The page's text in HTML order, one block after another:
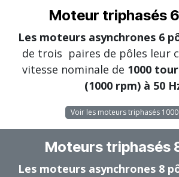
Moteur triphasés
Les moteurs asynchrones 6
de trois paires de pôles leur
vitesse nominale de 1000
(1000 rpm) à 50
Voir les moteurs triphasés
Moteurs triphasés
Les moteurs asynchrones 8